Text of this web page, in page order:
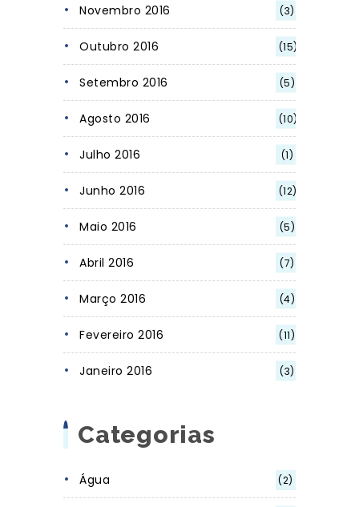
Novembro 2016 (3)
Outubro 2016 (15)
Setembro 2016 (5)
Agosto 2016 (10)
Julho 2016 (1)
Junho 2016 (12)
Maio 2016 (5)
Abril 2016 (7)
Março 2016 (4)
Fevereiro 2016 (11)
Janeiro 2016 (3)
Categorias
Água (2)